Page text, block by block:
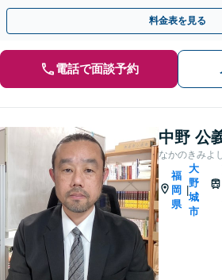
って会社側と交渉いたします【休日・夜間相
料金表を見る
電話で面談予約
中野 公
なかのきみよ
福
岡
県
|
大
野
城
市